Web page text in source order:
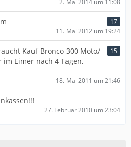
2. Mai 2014 um 11:08
17
11. Mai 2012 um 19:24
Kauf Bronco 300 Moto/
Eimer nach 4 Tagen,
15
18. Mai 2011 um 21:46
27. Februar 2010 um 23:04